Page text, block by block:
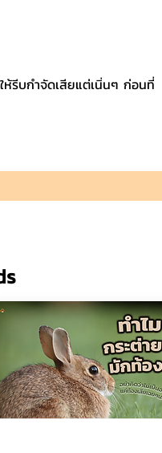
รีบกำจัดเสียแต่เนิ่นๆ ก่อนที่